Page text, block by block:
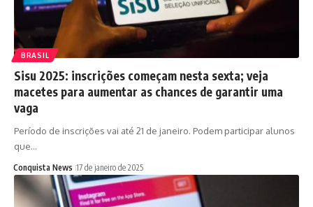
BRASIL
Sisu 2025: inscrições começam nesta sexta; veja
macetes para aumentar as chances de garantir uma
vaga
Período de inscrições vai até 21 de janeiro. Podem participar alunos
que…
Conquista News 17 de janeiro de 2025